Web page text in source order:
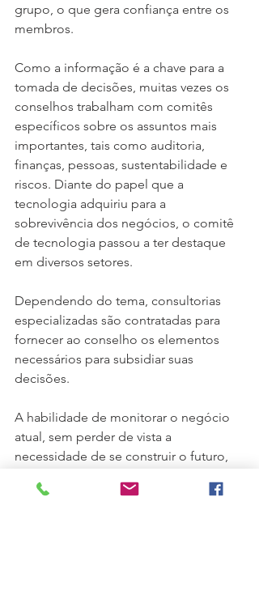
grupo, o que gera confiança entre os
membros.
Como a informação é a chave para a
tomada de decisões, muitas vezes os
conselhos trabalham com comitês
específicos sobre os assuntos mais
importantes, tais como auditoria,
finanças, pessoas, sustentabilidade e
riscos. Diante do papel que a
tecnologia adquiriu para a
sobrevivência dos negócios, o comitê
de tecnologia passou a ter destaque
em diversos setores.
Dependendo do tema, consultorias
especializadas são contratadas para
fornecer ao conselho os elementos
necessários para subsidiar suas
decisões.
A habilidade de monitorar o negócio
atual, sem perder de vista a
necessidade de se construir o futuro,
conselheiros.